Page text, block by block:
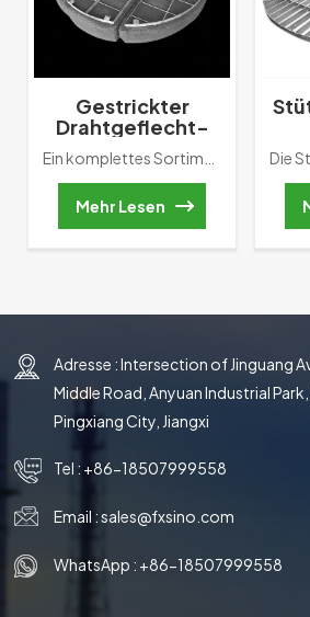
Gestrickter
Drahtgeflecht-
Demister,
Drahtgeflecht-
Tropfenabscheider
Mehr Lesen
Adresse : Intersection of Jinguang
Middle Road, Anyuan Industrial
Pingxiang City, Jiangxi
Tel : +86-18507999558
Email :sales@fxsino.com
WhatsApp : +86-18507999558